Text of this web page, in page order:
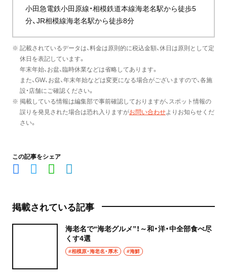
小田急電鉄小田原線・相模鉄道本線海老名駅から徒歩5
分、JR相模線海老名駅から徒歩8分
※ 記載されているデータは、料金は原則的に税込金額、休日は原則として定
休日を表記しています。
年末年始、お盆、臨時休業などは省略してあります。
また、GW、お盆、年末年始などは変更になる場合がございますので、各施
設・店舗にご確認ください。
※ 掲載している情報は編集部で事前確認しておりますが、スポット情報の
誤りを発見された場合は恐れ入りますがお問い合わせよりお知らせくだ
さい。
この記事をシェア
掲載されている記事
海老名で“海老グルメ”！～和・洋・中全部食べ尽
くす4選
#相模原・海老名・厚木 #海鮮